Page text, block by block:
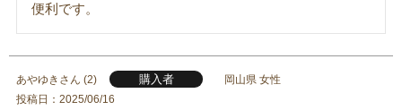
便利です。
あやゆき 2 購入者 岡山県 女性
投稿日
2025/06/16